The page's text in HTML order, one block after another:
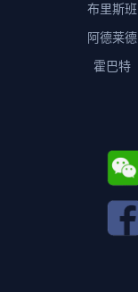
布里斯班
阿德莱德
霍巴特